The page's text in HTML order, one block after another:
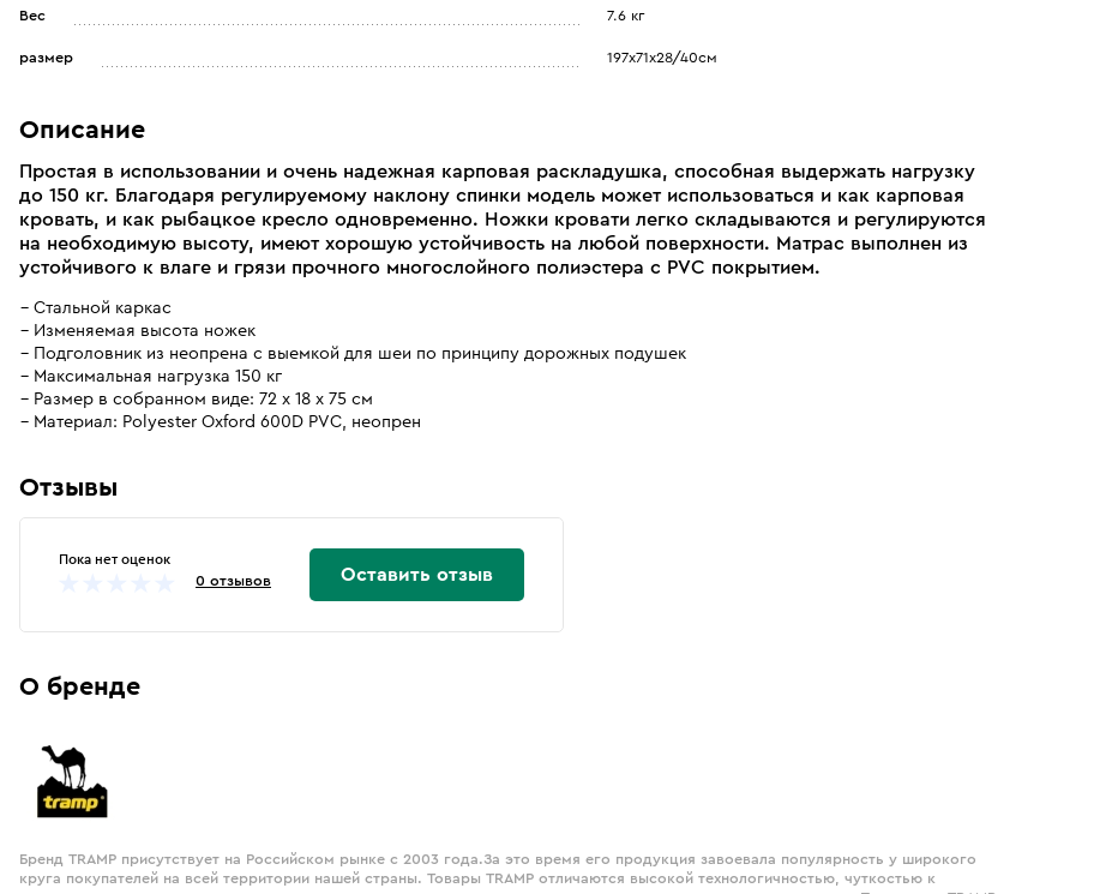
Вес 7.6 кг
размер 197х71х28/40см
Описание
Простая в использовании и очень надежная карповая раскладушка, способная выдержать нагрузку
до 150 кг. Благодаря регулируемому наклону спинки модель может использоваться и как карповая
кровать, и как рыбацкое кресло одновременно. Ножки кровати легко складываются и регулируются
на необходимую высоту, имеют хорошую устойчивость на любой поверхности. Матрас выполнен из
устойчивого к влаге и грязи прочного многослойного полиэстера с PVC покрытием.
Стальной каркас
Изменяемая высота ножек
Подголовник из неопрена с выемкой для шеи по принципу дорожных подушек
Максимальная нагрузка 150 кг
Размер в собранном виде: 72 х 18 х 75 см
Материал: Polyester Oxford 600D PVC, неопрен
Отзывы
Пока нет оценок
0 отзывов Оставить отзыв
О бренде
Бренд TRAMP присутствует на Российском рынке с 2003 года.За это время его продукция завоевала популярность у широкого
круга покупателей на всей территории нашей страны. Товары TRAMP отличаются высокой технологичностью, чуткостью к